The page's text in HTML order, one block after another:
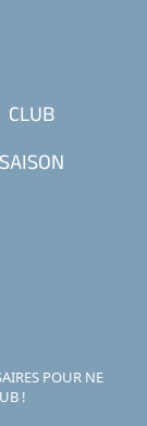
CLUB
SAISON
POUR NE
!